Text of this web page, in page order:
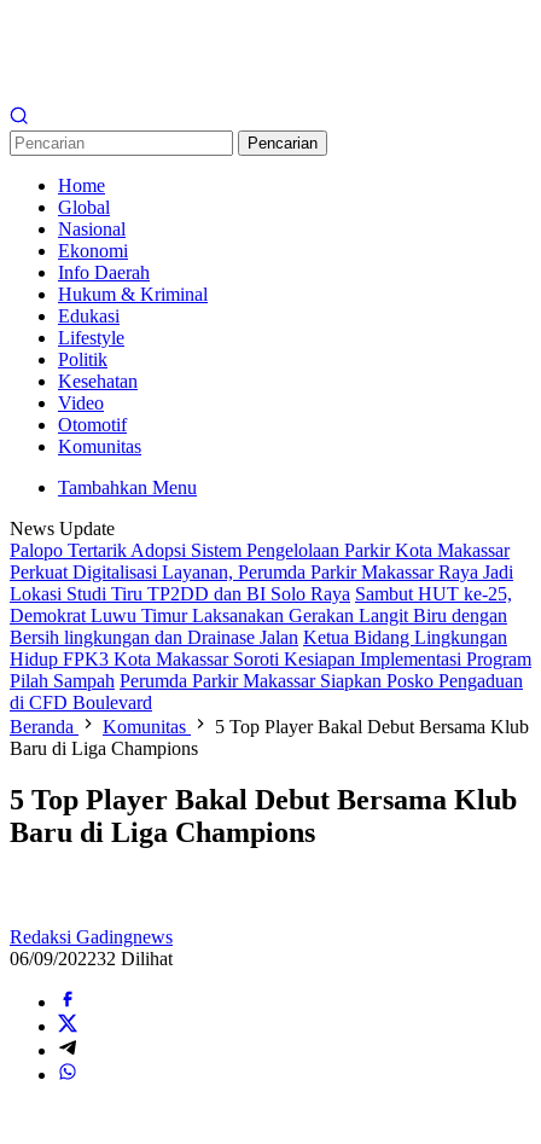
Pencarian
Home
Global
Nasional
Ekonomi
Info Daerah
Hukum & Kriminal
Edukasi
Lifestyle
Politik
Kesehatan
Video
Otomotif
Komunitas
Tambahkan Menu
News Update
Palopo Tertarik Adopsi Sistem Pengelolaan Parkir Kota Makassar
Perkuat Digitalisasi Layanan, Perumda Parkir Makassar Raya Jadi
Lokasi Studi Tiru TP2DD dan BI Solo Raya Sambut HUT ke-25,
Demokrat Luwu Timur Laksanakan Gerakan Langit Biru dengan
Bersih lingkungan dan Drainase Jalan Ketua Bidang Lingkungan
Hidup FPK3 Kota Makassar Soroti Kesiapan Implementasi Program
Pilah Sampah Perumda Parkir Makassar Siapkan Posko Pengaduan
di CFD Boulevard
Beranda
Komunitas
5 Top Player Bakal Debut Bersama Klub
Baru di Liga Champions
5 Top Player Bakal Debut Bersama Klub
Baru di Liga Champions
Redaksi Gadingnews
06/09/202232 Dilihat